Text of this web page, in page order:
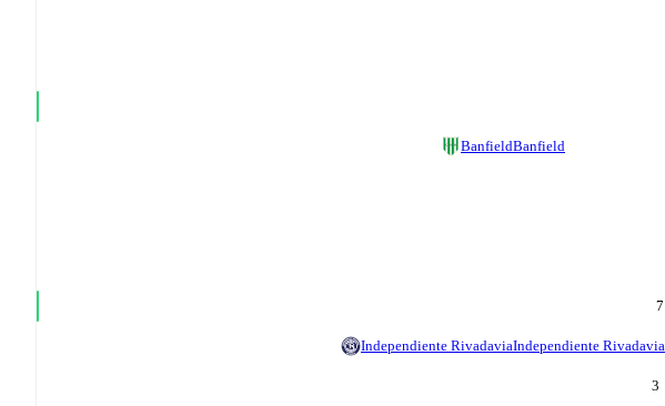
BanfieldBanfield
7
Independiente RivadaviaIndependiente Rivadavia
3